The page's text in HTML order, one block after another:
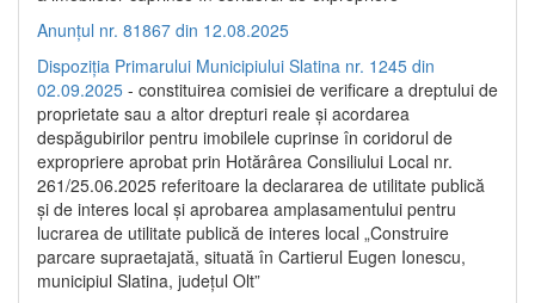
Anunțul nr. 81867 din 12.08.2025
Dispoziția Primarului Municipiului Slatina nr. 1245 din
02.09.2025 - constituirea comisiei de verificare a dreptului de
proprietate sau a altor drepturi reale și acordarea
despăgubirilor pentru imobilele cuprinse în coridorul de
expropriere aprobat prin Hotărârea Consiliului Local nr.
261/25.06.2025 referitoare la declararea de utilitate publică
și de interes local și aprobarea amplasamentului pentru
lucrarea de utilitate publică de interes local „Construire
parcare supraetajată, situată în Cartierul Eugen Ionescu,
municipiul Slatina, județul Olt”